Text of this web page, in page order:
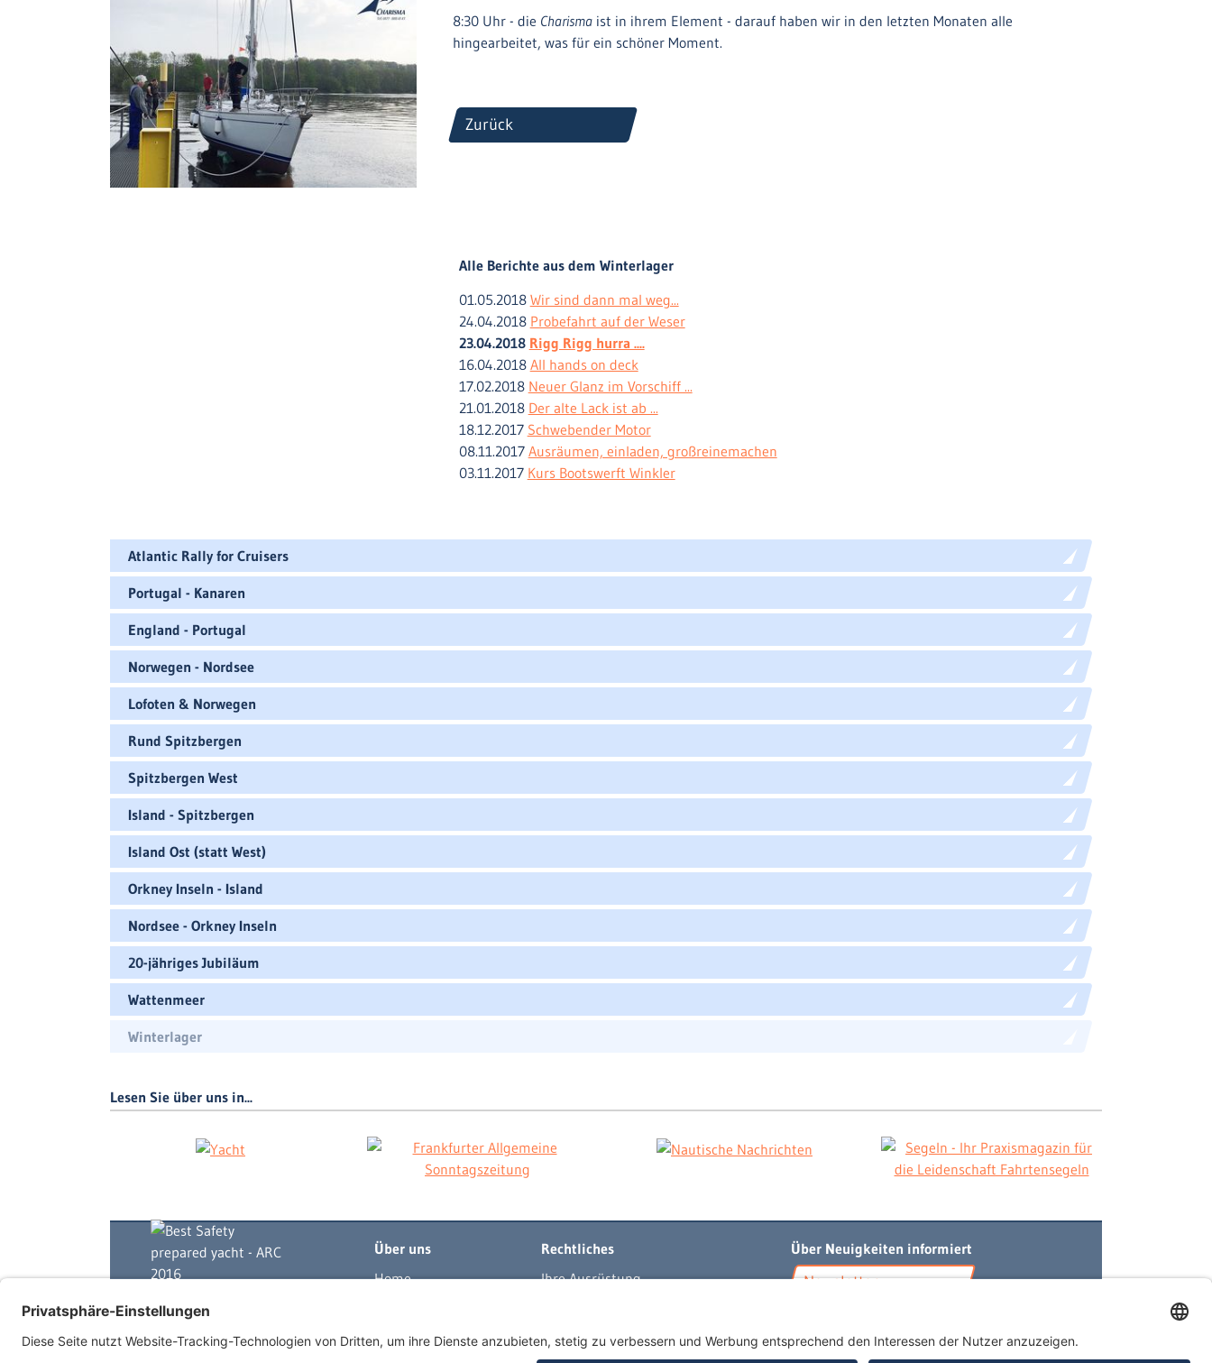
8:30 Uhr - die Charisma ist in ihrem Element - darauf haben wir in den letzten Monaten alle
hingearbeitet, was für ein schöner Moment.
Zurück
Alle Berichte aus dem Winterlager
01.05.2018 Wir sind dann mal weg...
24.04.2018 Probefahrt auf der Weser
23.04.2018 Rigg Rigg hurra ....
16.04.2018 All hands on deck
17.02.2018 Neuer Glanz im Vorschiff ...
21.01.2018 Der alte Lack ist ab ...
18.12.2017 Schwebender Motor
08.11.2017 Ausräumen, einladen, großreinemachen
03.11.2017 Kurs Bootswerft Winkler
Atlantic Rally for Cruisers
Portugal - Kanaren
England - Portugal
Norwegen - Nordsee
Lofoten & Norwegen
Rund Spitzbergen
Spitzbergen West
Island - Spitzbergen
Island Ost (statt West)
Orkney Inseln - Island
Nordsee - Orkney Inseln
20-jähriges Jubiläum
Wattenmeer
Winterlager
Lesen Sie über uns in...
Über uns
Home
Skipper
Rechtliches
Ihre Ausrüstung
Datenschutzerklärung
AGB
Über Neuigkeiten informiert
Newsletter